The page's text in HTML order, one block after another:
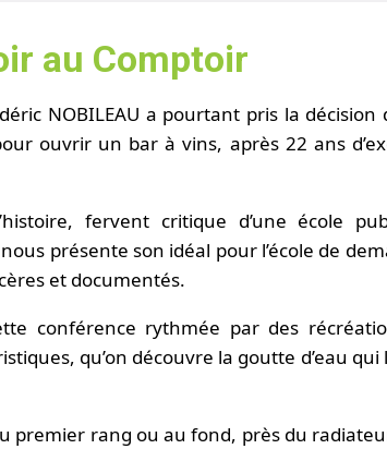
au Comptoir
NOBILEAU a pourtant pris la décision
ouvrir un bar à vins, après 22 ans
fervent critique d’une école
présente son idéal pour l’école de
et documentés.
conférence rythmée par des
qu’on découvre la goutte d’eau qui
premier rang ou au fond, près du